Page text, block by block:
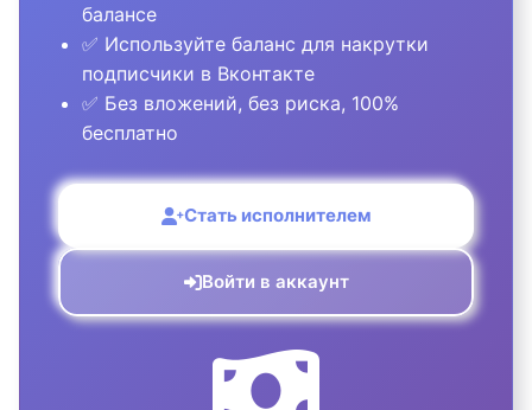
балансе
✅ Используйте баланс для накрутки
подписчики в Вконтакте
✅ Без вложений, без риска, 100%
бесплатно
Стать исполнителем
Войти в аккаунт